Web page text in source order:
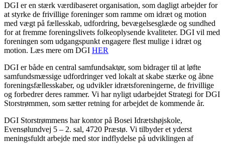
DGI er en stærk værdibaseret organisation, som dagligt arbejder for
at styrke de frivillige foreninger som ramme om idræt og motion
med vægt på fællesskab, udfordring, bevægelsesglæde og sundhed
for at fremme foreningslivets folkeoplysende kvaliteter. DGI vil med
foreningen som udgangspunkt engagere flest mulige i idræt og
motion. Læs mere om DGI HER
DGI er både en central samfundsaktør, som bidrager til at løfte
samfundsmæssige udfordringer ved lokalt at skabe stærke og åbne
foreningsfællesskaber, og udvikler idrætsforeningerne, de frivillige
og forbedrer deres rammer. Vi har nyligt udarbejdet Strategi for DGI
Storstrømmen, som sætter retning for arbejdet de kommende år.
DGI Storstrømmens har kontor på Bosei Idrætshøjskole,
Evensølundvej 5 – 2. sal, 4720 Præstø. Vi tilbyder et yderst
meningsfuldt arbejde med stor indflydelse på udviklingen af